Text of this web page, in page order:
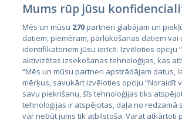
Valstis
Igaunija
Latvija
Lietuva
Mums rūp jūsu
Mēs un mūsu 270partneri glabājam un
datiem, piemēram, pārlūkošanas datiem vai
identifikatoriem jūsu ierīcē. Izvēloties opciju
aktivizētas izsekošanas tehnoloģijas, kas
“Mēs un mūsu partneri apstrādājam datus,
mērķus, savukārt izvēloties opciju “Noraidīt
savu piekrišanu, šīs tehnoloģijas tiks
tehnoloģijas ir atspējotas, daļa no redzamā
var nebūt jums tik atbilstoša. Varat atkārtoti